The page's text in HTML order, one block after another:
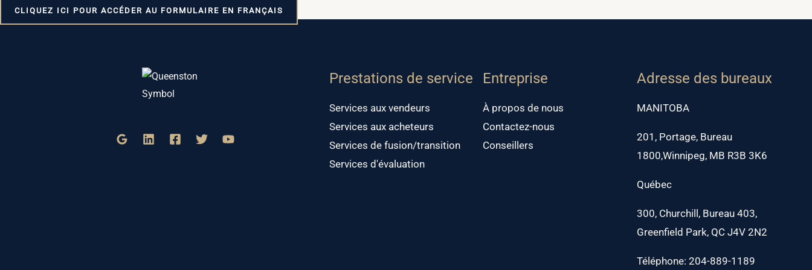
CLIQUEZ ICI POUR ACCÉDER AU FORMULAIRE EN FRANÇAIS
Prestations de service
Services aux vendeurs
Services aux acheteurs
Services de fusion/transition
Services d'évaluation
Entreprise
À propos de nous
Contactez-nous
Conseillers
Adresse des bureaux
MANITOBA
201, Portage, Bureau
1800,Winnipeg, MB R3B 3K6
Québec
300, Churchill, Bureau 403,
Greenfield Park, QC J4V 2N2
Téléphone: 204-889-1189